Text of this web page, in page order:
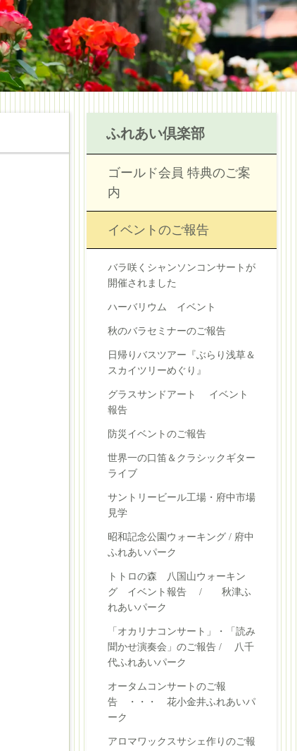
ふれあい倶楽部
ゴールド会員 特典のご案
内
イベントのご報告
バラ咲くシャンソンコンサートが
開催されました
ハーバリウム イベント
秋のバラセミナーのご報告
日帰りバスツアー『ぶらり浅草＆
スカイツリーめぐり』
グラスサンドアート イベント
報告
防災イベントのご報告
世界一の口笛＆クラシックギター
ライブ
サントリービール工場・府中市場
見学
昭和記念公園ウォーキング / 府中
ふれあいパーク
トトロの森 八国山ウォーキン
グ イベント報告 / 秋津ふ
れあいパーク
「オカリナコンサート」・「読み
聞かせ演奏会」のご報告 / 八千
代ふれあいパーク
オータムコンサートのご報
告 ・・・ 花小金井ふれあいパ
ーク
アロマワックスサシェ作りのご報